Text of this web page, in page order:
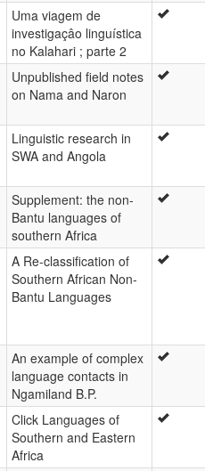
Uma viagem de
investigaçâo linguística
no Kalahari ; parte 2
Unpublished field notes
on Nama and Naron
Linguistic research in
SWA and Angola
Supplement: the non-
Bantu languages of
southern Africa
A Re-classification of
Southern African Non-
Bantu Languages
An example of complex
language contacts in
Ngamiland B.P.
Click Languages of
Southern and Eastern
Africa